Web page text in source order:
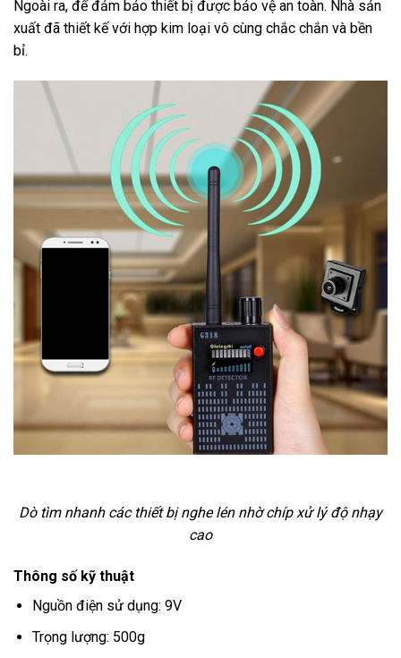
Ngoài ra, để đảm bảo thiết bị được bảo vệ an toàn. Nhà sản
xuất đã thiết kế với hợp kim loại vô cùng chắc chắn và bền
bỉ.
Dò tìm nhanh các thiết bị nghe lén nhờ chíp xử lý độ nhạy
cao
Thông số kỹ thuật
Nguồn điện sử dụng: 9V
Trọng lượng: 500g